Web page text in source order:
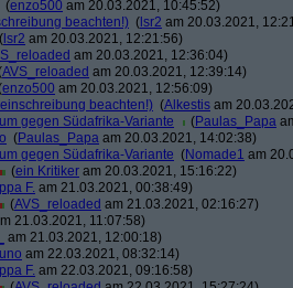
(enzo500 am 20.03.2021, 10:45:52)
beachten!) ( lsr2 am 20.03.2021,
( lsr2 am 20.03.2021, 12:21:56)
am 20.03.2021, 12:36:04)
AVS_reloaded am 20.03.2021, 12:39:14)
enzo500 am 20.03.2021, 12:56:09)
beachten!) (Alkestis am
gegen Südafrika-Variante
(Paulas_Papa
(Paulas_Papa am 20.03.2021, 14:02:38)
gegen Südafrika-Variante (Nomade1 am
(ein Kritiker am 20.03.2021, 15:16:22)
F. am 21.03.2021, 00:38:49)
(AVS_reloaded am 21.03.2021, 02:16:27)
21.03.2021, 11:07:58)
am 21.03.2021, 12:00:18)
am 22.03.2021, 08:32:14)
F. am 22.03.2021, 09:16:58)